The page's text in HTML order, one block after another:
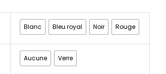
Blanc Bleu royal Noir Rouge
Aucune Verre